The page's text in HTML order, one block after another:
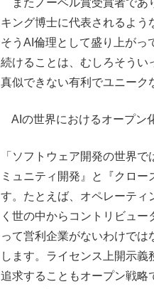
またノーベル賞受賞者であ
キング博士に代表されるよう
そうAI倫理として盛り上がっ
続けることは、むしろそうい
真似できない有利でユニーク
AIの世界におけるオープン
「ソフトウェア開発の世界
ミュニティ開発』と『クロ
す。たとえば、オペレーティ
く世の中からコントリビュ
って営利企業がないわけで
します。ライセンス上開示
追求することもオープン戦略